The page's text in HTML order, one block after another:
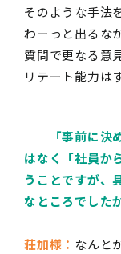
そのような手法
わーっと出るな
質問で更なる意
リテート能力は
── 「事前に
はなく「社員か
うことですが、
なところでした
荘加様： なんと